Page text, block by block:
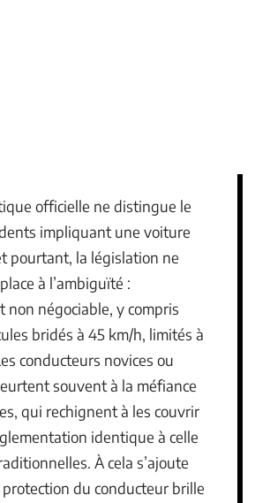
officielle ne distingue le
impliquant une voiture
pourtant, la législation ne
à l’ambiguïté :
non négociable, y compris
bridés à 45 km/h, limités à
conducteurs novices ou
souvent à la méfiance
qui rechignent à les couvrir
identique à celle
À cela s’ajoute
du conducteur brille